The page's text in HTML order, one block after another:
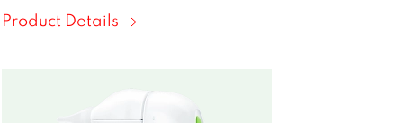
Product Details